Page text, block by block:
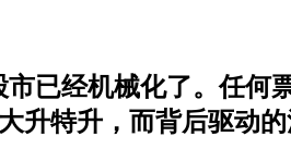
已经机械化了。任何
升特升，而背后驱动